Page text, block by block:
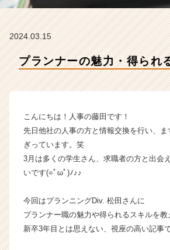
ン
イ
ラ
ン】
ン
チ
ー・
2024.03.15
プランナーの魅力・得られ
こんにちは！人事の藤田です！
先日他社の人事の方と情報交換を行い、
ぎっています。笑
3月は多くの学生さん、求職者の方と出会
いです(=ﾟωﾟ)ﾉ♪♪
今回はプランニングDiv. 松田さんに
プランナー職の魅力や得られるスキルを教
新卒3年目とは思えない、視座の高い記事